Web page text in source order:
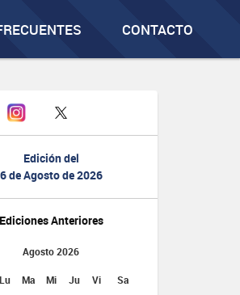
CONTACTO
Edición del
6 de Agosto de 2026
Ediciones Anteriores
Agosto 2026
Lu Ma Mi Ju Vi Sa